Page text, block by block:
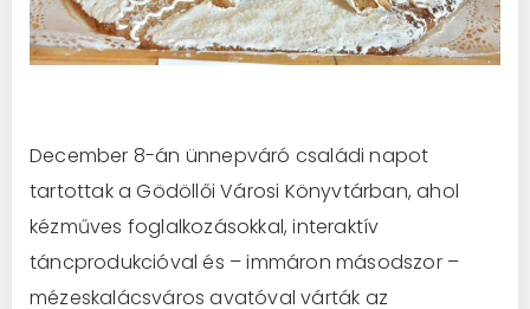
December 8-án ünnepváró családi napot
tartottak a Gödöllői Városi Könyvtárban, ahol
kézműves foglalkozásokkal, interaktív
táncprodukcióval és – immáron másodszor –
mézeskalácsváros avatóval várták az